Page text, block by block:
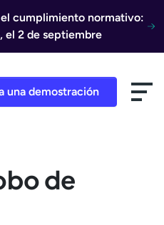
el cumplimiento normativo:
el 2 de septiembre
una demostración
de